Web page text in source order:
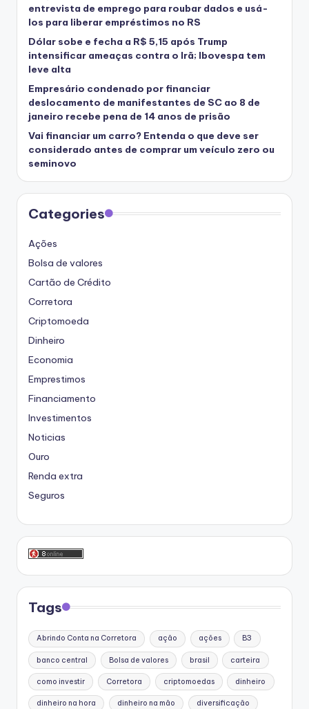
entrevista de emprego para roubar dados e usá-
los para liberar empréstimos no RS
Dólar sobe e fecha a R$ 5,15 após Trump
intensificar ameaças contra o Irã; Ibovespa tem
leve alta
Empresário condenado por financiar
deslocamento de manifestantes de SC ao 8 de
janeiro recebe pena de 14 anos de prisão
Vai financiar um carro? Entenda o que deve ser
considerado antes de comprar um veículo zero ou
seminovo
Categories
Ações
Bolsa de valores
Cartão de Crédito
Corretora
Criptomoeda
Dinheiro
Economia
Emprestimos
Financiamento
Investimentos
Noticias
Ouro
Renda extra
Seguros
Tags
Abrindo Conta na Corretora ação ações B3
banco central Bolsa de valores brasil carteira
como investir Corretora criptomoedas dinheiro
dinheiro na hora dinheiro na mão diversificação